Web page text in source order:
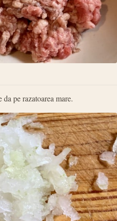
da pe razatoarea mare.